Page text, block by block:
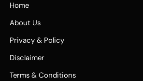
Home
About Us
Privacy & Policy
Disclaimer
Terms & Conditions